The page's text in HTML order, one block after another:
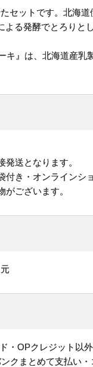
セットです。北海
る発酵でとろり
キ』は、北海道産
送となります。
き・オンラインシ
ございます。
・OPクレジット以
クまとめて支払い